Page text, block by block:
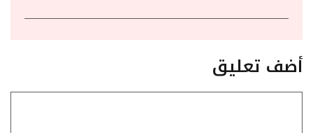
أضف تعليق